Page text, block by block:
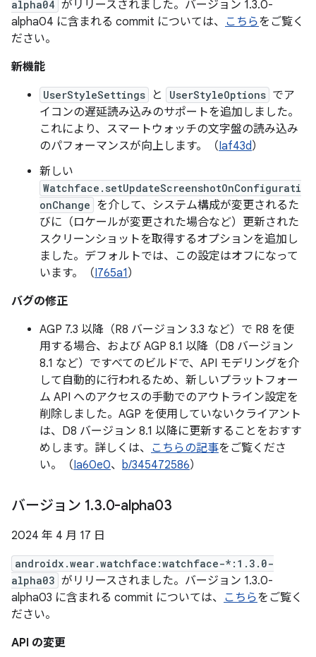
alpha04 がリリースされました。バージョン 1.3.0-
alpha04 に含まれる commit については、 こちらをご覧く
ださい。
新機能
UserStyleSettings と UserStyleOptions でア
イコンの遅延読み込みのサポートを追加しました。
これにより、スマートウォッチの文字盤の読み込み
のパフォーマンスが向上します。（Iaf43d）
新しい
Watchface.setUpdateScreenshotOnConfigurati
onChange を介して、システム構成が変更されるた
びに（ロケールが変更された場合など）更新された
スクリーンショットを取得するオプションを追加し
ました。デフォルトでは、この設定はオフになって
います。（I765a1）
バグの修正
AGP 7.3 以降（R8 バージョン 3.3 など）で R8 を使
用する場合、および AGP 8.1 以降（D8 バージョン
8.1 など）ですべてのビルドで、API モデリングを介
して自動的に行われるため、新しいプラットフォー
ム API へのアクセスの手動でのアウトライン設定を
削除しました。AGP を使用していないクライアント
は、D8 バージョン 8.1 以降に更新することをおすす
めします。詳しくは、 こちらの記事をご覧くださ
い。（Ia60e0、 b/345472586）
バージョン 1.3.0-alpha03
2024 年 4 月 17 日
androidx.wear.watchface:watchface-*:1.3.0-
alpha03 がリリースされました。バージョン 1.3.0-
alpha03 に含まれる commit については、 こちらをご覧く
ださい。
API の変更